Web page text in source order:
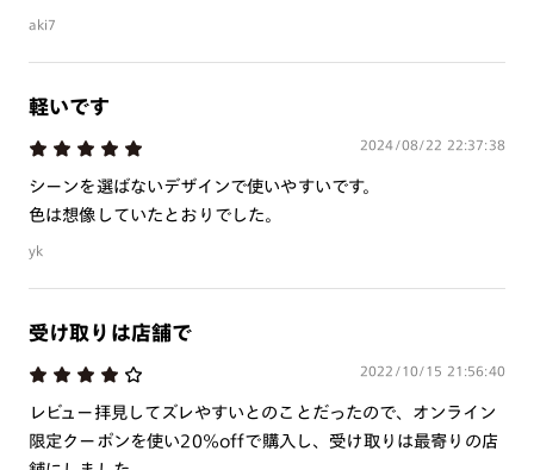
※JINS極上遠近レンズは追加料金22,000円（税込み）を頂戴いたします。
（税込み）を頂戴いたします。
aki7
軽いです
2024/08/22 22:37:38
シーンを選ばないデザインで使いやすいです。
色は想像していたとおりでした。
yk
受け取りは店舗で
2022/10/15 21:56:40
レビュー拝見してズレやすいとのことだったので、オンライン
限定クーポンを使い20%offで購入し、受け取りは最寄りの店